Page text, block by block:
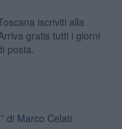
iscriviti alla
gratis tutti i giorni
posta.
di Marco Celati